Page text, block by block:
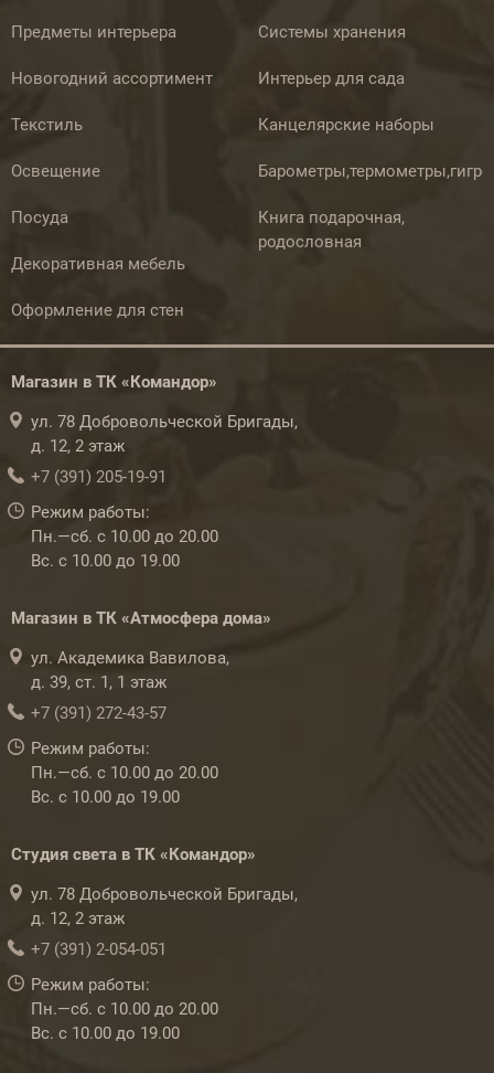
Предметы интерьера
Новогодний ассортимент
Текстиль
Освещение
Посуда
Декоративная мебель
Оформление для стен
Системы хранения
Интерьер для сада
Канцелярские наборы
Книга подарочная,
родословная
Магазин в ТК «Командор»
ул. 78 Добровольческой Бригады,
д. 12, 2 этаж
+7 (391) 205-19-91
Режим работы:
Пн.—сб. с 10.00 до 20.00
Вс. с 10.00 до 19.00
Магазин в ТК «Атмосфера дома»
ул. Академика Вавилова,
д. 39, ст. 1, 1 этаж
+7 (391) 272-43-57
Режим работы:
Пн.—сб. с 10.00 до 20.00
Вс. с 10.00 до 19.00
Студия света в ТК «Командор»
ул. 78 Добровольческой Бригады,
д. 12, 2 этаж
+7 (391) 2-054-051
Режим работы:
Пн.—сб. с 10.00 до 20.00
Вс. с 10.00 до 19.00